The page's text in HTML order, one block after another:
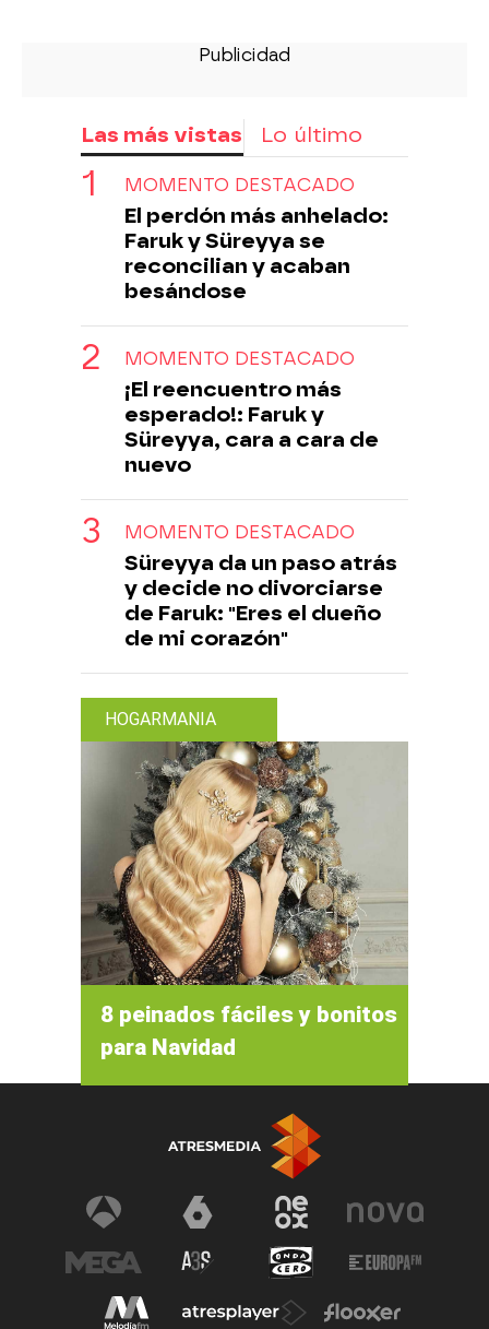
Las más vistas Lo último
MOMENTO DESTACADO
El perdón más anhelado:
Faruk y Süreyya se
reconcilian y acaban
besándose
MOMENTO DESTACADO
¡El reencuentro más
esperado!: Faruk y
Süreyya, cara a cara de
nuevo
MOMENTO DESTACADO
Süreyya da un paso atrás
y decide no divorciarse
de Faruk: "Eres el dueño
de mi corazón"
HOGARMANIA
8 peinados fáciles y bonitos
para Navidad